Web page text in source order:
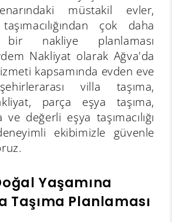
müstakil evler,
çok daha
bir nakliye planlaması
Nakliyat olarak Ağva'da
kapsamında evden eve
şehirlerarası villa taşıma,
parça eşya taşıma,
değerli eşya taşımacılığı
ekibimizle güvenle
Yaşamına
Taşıma Planlaması